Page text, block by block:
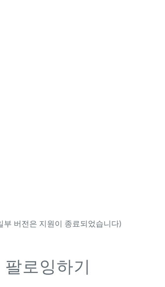
부 버전은 지원이 종료되었습니다)
팔로잉하기